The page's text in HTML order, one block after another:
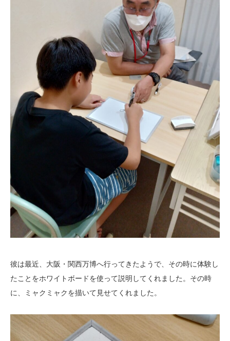
彼は最近、大阪・関西万博へ行ってきたようで、その時に体験し
たことをホワイトボードを使って説明してくれました。その時
に、ミャクミャクを描いて見せてくれました。